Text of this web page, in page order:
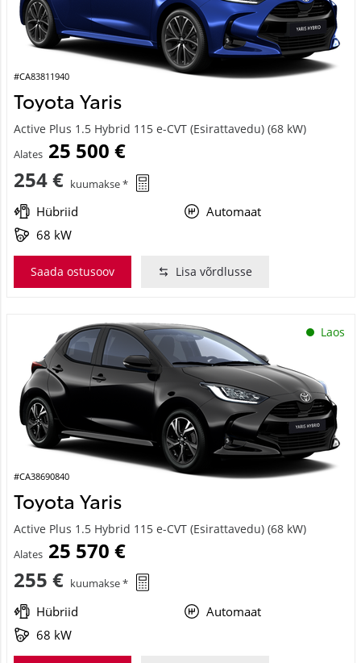
#CA83811940
Toyota Yaris
Active Plus 1.5 Hybrid 115 e-CVT (Esirattavedu) (68 kW)
Alates 25 500 €
254 € kuumakse *
Hübriid
Automaat
68 kW
Saada ostusoov Lisa võrdlusse
Laos
#CA38690840
Toyota Yaris
Active Plus 1.5 Hybrid 115 e-CVT (Esirattavedu) (68 kW)
Alates 25 570 €
255 € kuumakse *
Hübriid
Automaat
68 kW